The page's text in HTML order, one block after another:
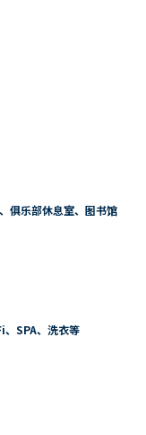
俱乐部休息室、图书馆
SPA、洗衣等